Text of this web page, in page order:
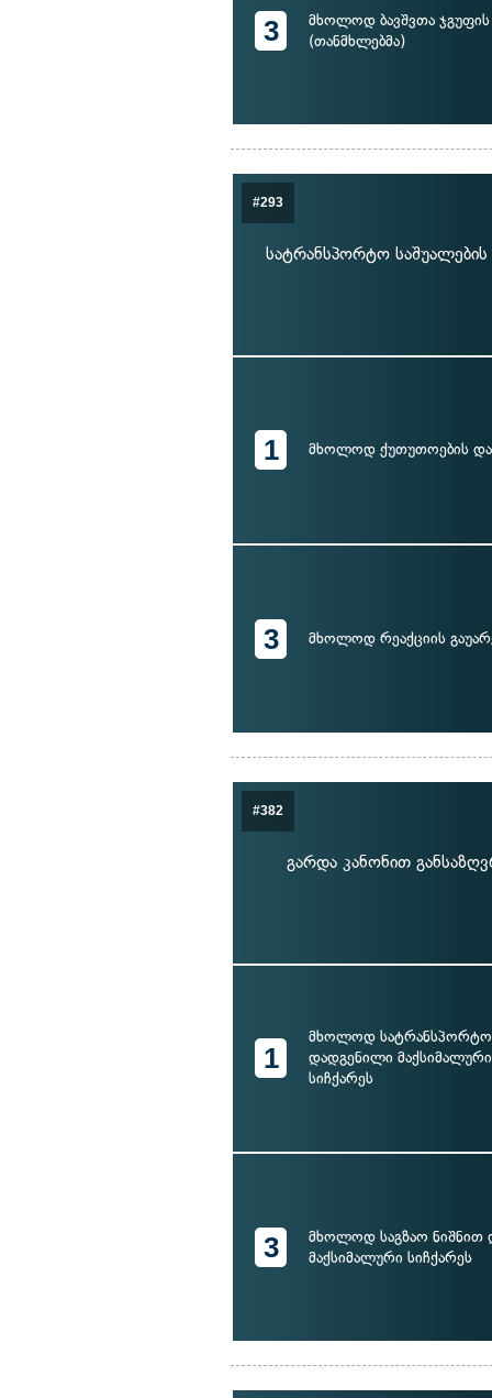
3
მხოლოდ ბავშვთა
(თანმხლებმა)
#293
სატრანსპორტო
1 მხოლოდ ქუთუთოების
3 მხოლოდ რეაქციის
#382
გარდა კანონით
1
მხოლოდ სატრანსპორტო
დადგენილი
სიჩქარეს
3
მხოლოდ საგზაო ნიშნით
მაქსიმალური სიჩქარეს